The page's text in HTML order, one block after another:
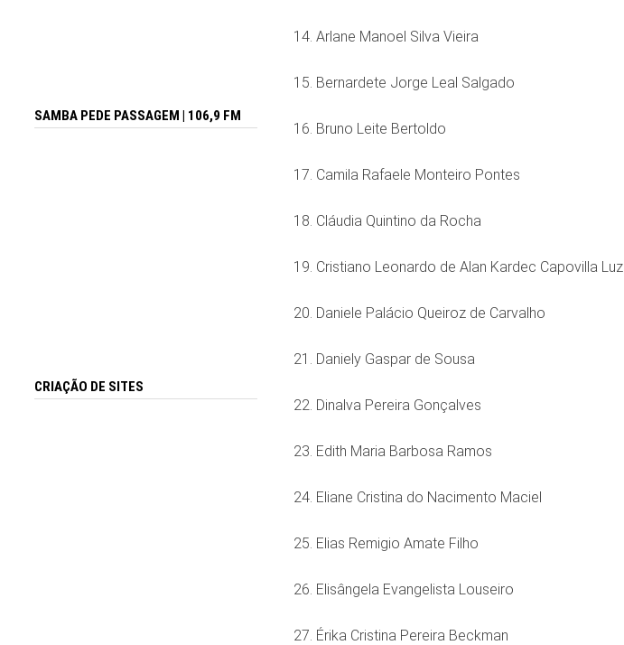
14. Arlane Manoel Silva Vieira
15. Bernardete Jorge Leal Salgado
16. Bruno Leite Bertoldo
17. Camila Rafaele Monteiro Pontes
18. Cláudia Quintino da Rocha
19. Cristiano Leonardo de Alan Kardec Capovilla Luz
20. Daniele Palácio Queiroz de Carvalho
21. Daniely Gaspar de Sousa
22. Dinalva Pereira Gonçalves
23. Edith Maria Barbosa Ramos
24. Eliane Cristina do Nacimento Maciel
25. Elias Remigio Amate Filho
26. Elisângela Evangelista Louseiro
27. Érika Cristina Pereira Beckman
SAMBA PEDE PASSAGEM | 106,9 FM
CRIAÇÃO DE SITES